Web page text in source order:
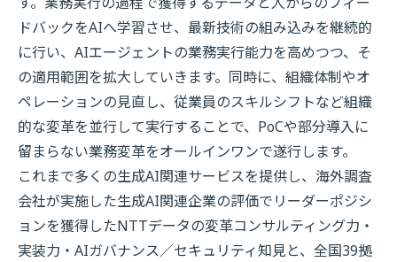
ドバックをAIへ学習させ、最新技術の組み込みを継続的
に行い、AIエージェントの業務実行能力を高めつつ、そ
の適用範囲を拡大していきます。同時に、組織体制やオ
ペレーションの見直し、従業員のスキルシフトなど組織
的な変革を並行して実行することで、PoCや部分導入に
留まらない業務変革をオールインワンで遂行します。
これまで多くの生成AI関連サービスを提供し、海外調査
会社が実施した生成AI関連企業の評価でリーダーポジシ
ョンを獲得したNTTデータの変革コンサルティング力・
実装力・AIガバナンス／セキュリティ知見と、全国39拠